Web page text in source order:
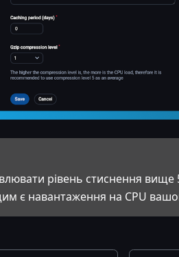
рівень стиснення
є навантаження на CPU